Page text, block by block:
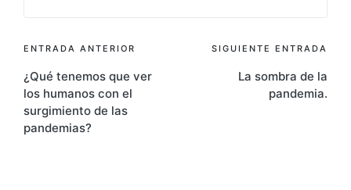
Navegación
de
entradas
ENTRADA ANTERIOR
¿Qué tenemos que ver
los humanos con el
surgimiento de las
pandemias?
SIGUIENTE ENTRADA
La sombra de la
pandemia.